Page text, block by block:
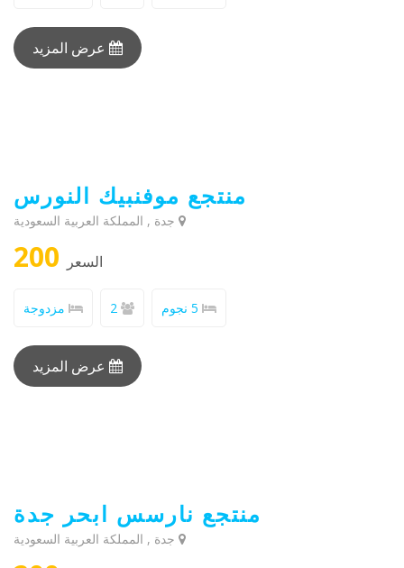
عرض المزيد
منتجع موفنبيك النورس
جدة , المملكة العربية السعودية
السعر
5 نجوم 2 مزدوجة
عرض المزيد
منتجع نارسس ابحر جدة
جدة , المملكة العربية السعودية